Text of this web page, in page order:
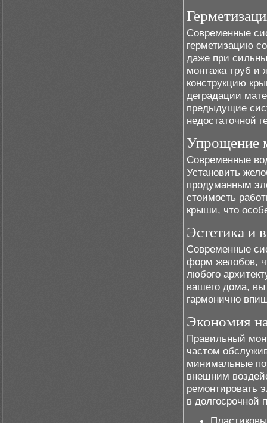
Современные
герметизацию
даже при
монтажа труб и
конструкцию
деградации
предыдущие
недостаточной
Упрощение
Современные
Установить
продуманным
стоимость
крыши, что
Эстетика и
Современные
форм желобов,
любого
вашего дома, вы
гармонично
Экономия
Правильный
частом
минимальные
внешним
ремонтировать
в долгосрочной